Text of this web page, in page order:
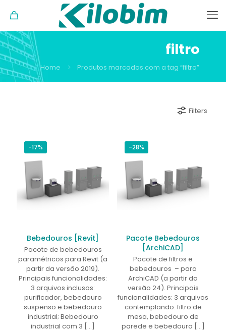
filtro
Home Produtos marcados com a tag “filtro”
Filters
-17%
Bebedouros [Revit]
Pacote de bebedouros
paramétricos para Revit (a
partir da versão 2019).
Principais funcionalidades:
3 arquivos inclusos:
purificador, bebedouro
suspenso e bebedouro
industrial; Bebedouro
industrial com 3 […]
-28%
Pacote Bebedouros
[ArchiCAD]
Pacote de filtros e
bebedouros – para
ArchiCAD (a partir da
versão 24). Principais
funcionalidades: 3 arquivos
contemplando: filtro de
mesa, bebedouro de
parede e bebedouro […]